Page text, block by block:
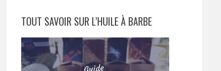
TOUT SAVOIR SUR L’HUILE À BARBE